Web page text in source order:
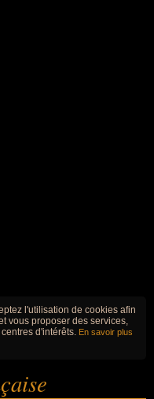
l'utilisation de cookies afin
vous proposer des services,
d'intérêts. En savoir plus